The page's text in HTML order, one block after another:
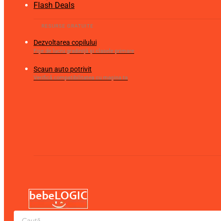
Flash Deals
Dezvoltarea copilului
Fișe de lucru gradiniță și clasele primare
Scaun auto potrivit
Verifică compatibilitatea cu mașina ta
Products